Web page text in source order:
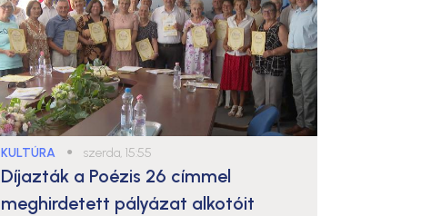
KULTÚRA ● szerda, 15:55
Díjazták a Poézis 26 címmel
meghirdetett pályázat alkotóit